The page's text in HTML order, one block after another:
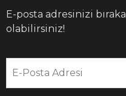
E-posta adresinizi
olabilirsiniz!
E-Posta Adresi